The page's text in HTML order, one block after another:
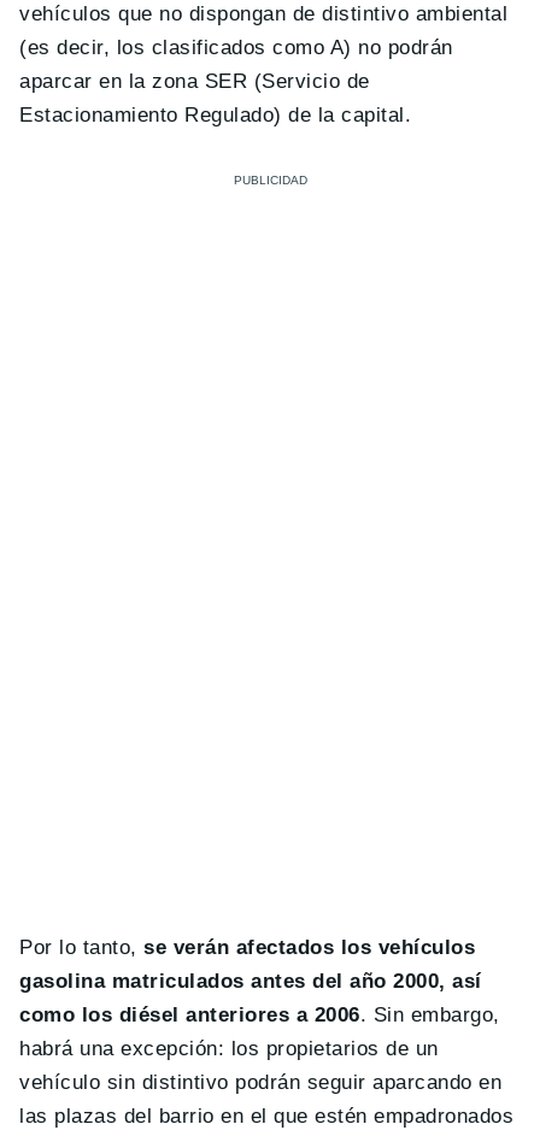
vehículos que no dispongan de distintivo ambiental
(es decir, los clasificados como A) no podrán
aparcar en la zona SER (Servicio de
Estacionamiento Regulado) de la capital.
Por lo tanto, se verán afectados los vehículos
gasolina matriculados antes del año 2000, así
como los diésel anteriores a 2006. Sin embargo,
habrá una excepción: los propietarios de un
vehículo sin distintivo podrán seguir aparcando en
las plazas del barrio en el que estén empadronados